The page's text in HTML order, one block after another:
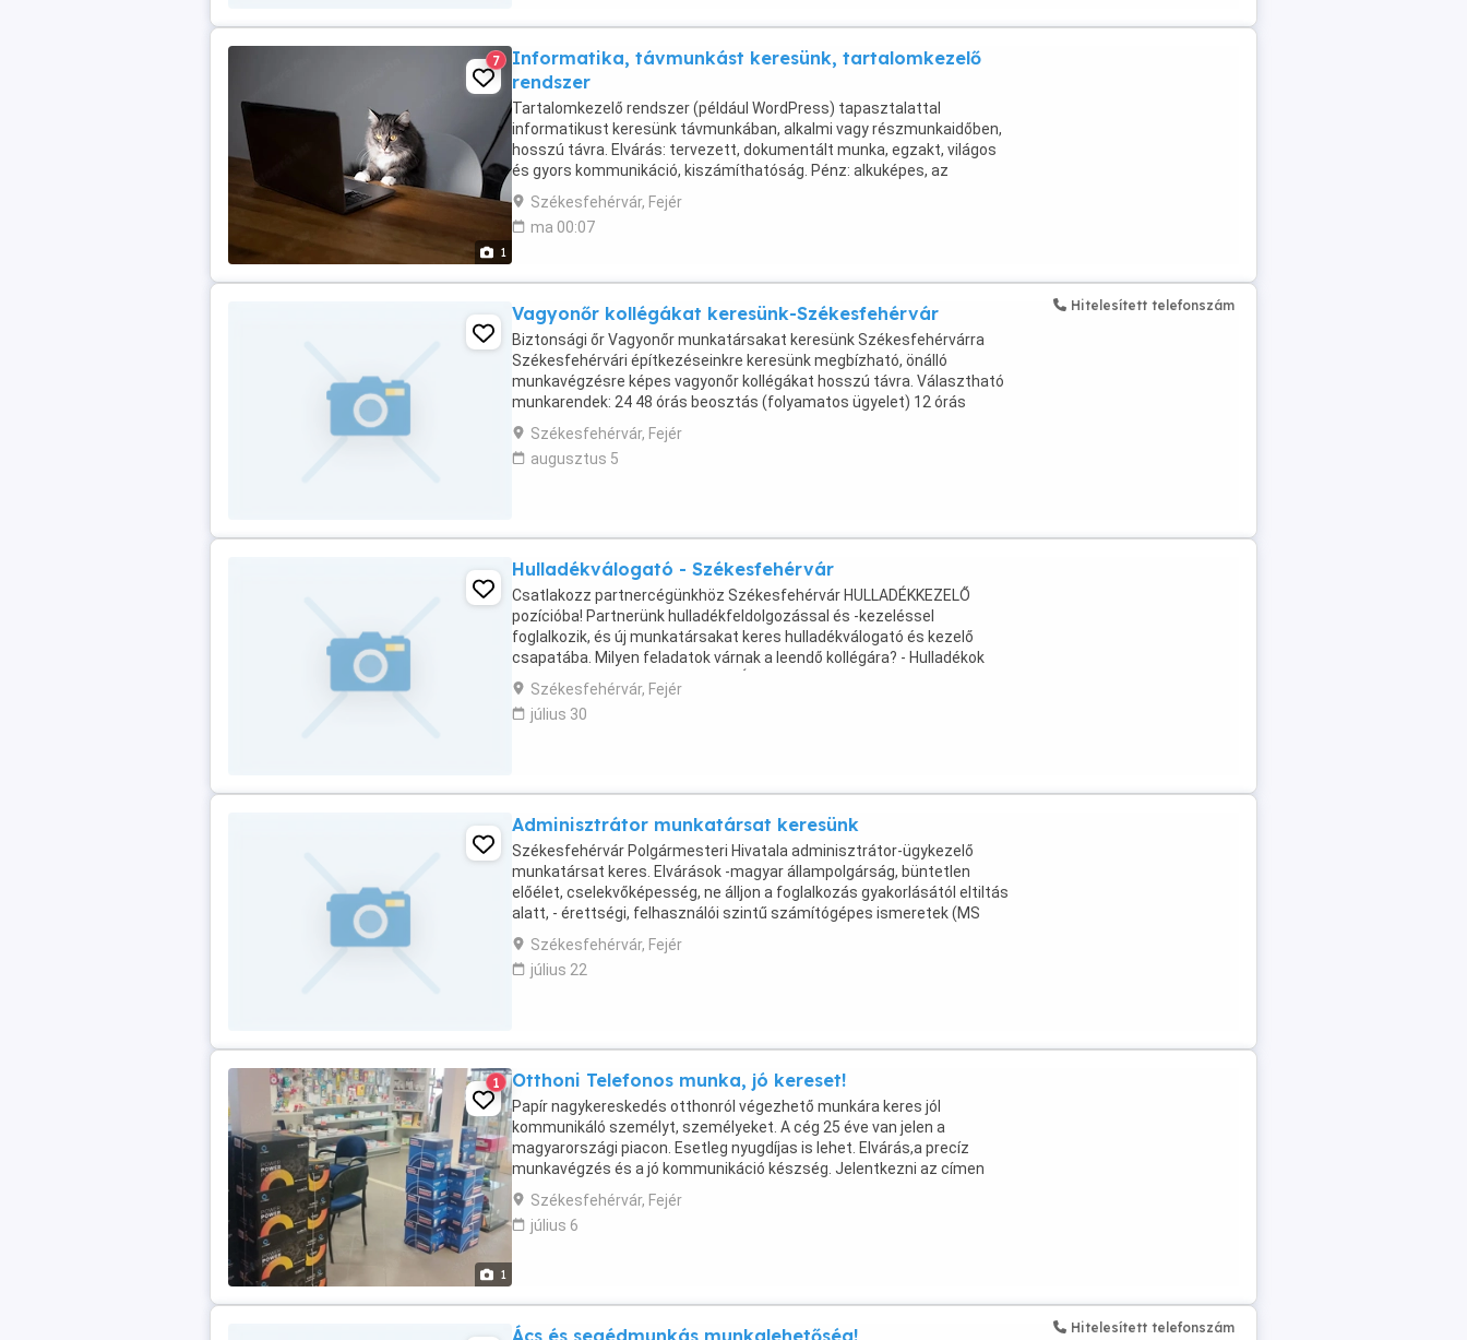
1
7
Informatika, távmunkást keresünk, tartalomkezelő
rendszer
Tartalomkezelő rendszer (például WordPress) tapasztalattal
informatikust keresünk távmunkában, alkalmi vagy részmunkaidőben,
hosszú távra. Elvárás: tervezett, dokumentált munka, egzakt, világos
és gyors kommunikáció, kiszámíthatóság. Pénz: alkuképes, az
ismereteitől és a munkájától függ. Kifizetés: projekt(szakasz) ...
Székesfehérvár, Fejér
ma 00:07
Vagyonőr kollégákat keresünk-Székesfehérvár
Biztonsági őr Vagyonőr munkatársakat keresünk Székesfehérvárra
Székesfehérvári építkezéseinkre keresünk megbízható, önálló
munkavégzésre képes vagyonőr kollégákat hosszú távra. Választható
munkarendek: 24 48 órás beosztás (folyamatos ügyelet) 12 órás
állandó nappali műszak Főbb feladatok: A ...
Székesfehérvár, Fejér
augusztus 5
Hitelesített telefonszám
Hulladékválogató - Székesfehérvár
Csatlakozz partnercégünkhöz Székesfehérvár HULLADÉKKEZELŐ
pozícióba! Partnerünk hulladékfeldolgozással és -kezeléssel
foglalkozik, és új munkatársakat keres hulladékválogató és kezelő
csapatába. Milyen feladatok várnak a leendő kollégára? - Hulladékok
kézi válogatása szalag mellett - Újrahasznosítható ...
Székesfehérvár, Fejér
július 30
Adminisztrátor munkatársat keresünk
Székesfehérvár Polgármesteri Hivatala adminisztrátor-ügykezelő
munkatársat keres. Elvárások -magyar állampolgárság, büntetlen
előélet, cselekvőképesség, ne álljon a foglalkozás gyakorlásától eltiltás
alatt, - érettségi, felhasználói szintű számítógépes ismeretek (MS
Office). Alkalmazás a közszolgálati ...
Székesfehérvár, Fejér
július 22
1
1 Otthoni Telefonos munka, jó kereset!
Papír nagykereskedés otthonról végezhető munkára keres jól
kommunikáló személyt, személyeket. A cég 25 éve van jelen a
magyarországi piacon. Esetleg nyugdíjas is lehet. Elvárás,a precíz
munkavégzés és a jó kommunikáció készség. Jelentkezni az címen
lehetséges.
Székesfehérvár, Fejér
július 6
Ács és segédmunkás munkalehetőség! Hitelesített telefonszám